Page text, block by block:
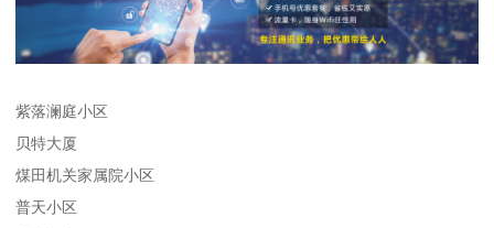
紫落澜庭小区
贝特大厦
煤田机关家属院小区
普天小区